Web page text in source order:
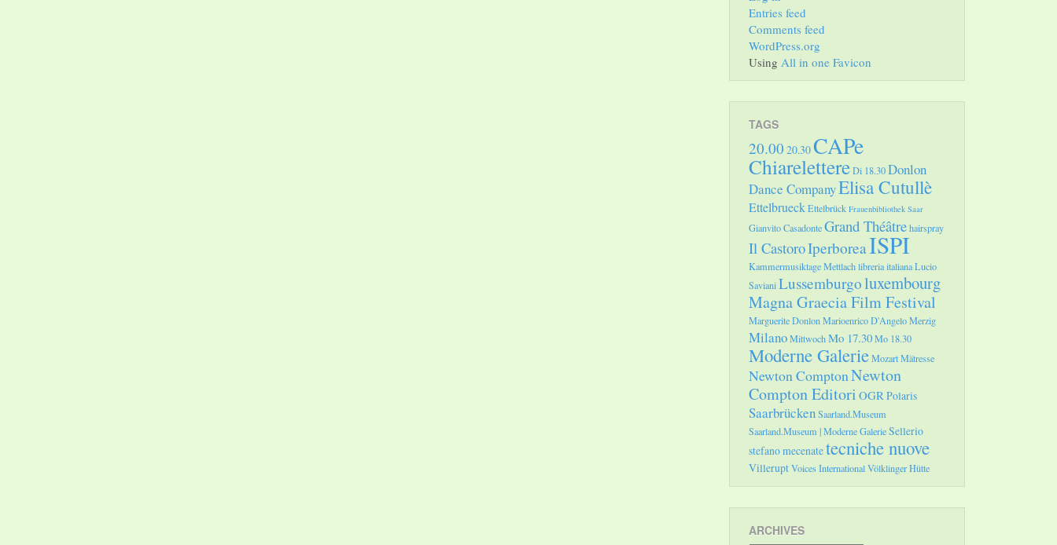
Entries feed
Comments feed
WordPress.org
Using All in one Favicon
TAGS
20.00 20.30CAPe
ChiarelettereDi 18.30Donlon
Dance CompanyElisa Cutullè
EttelbrueckEttelbrück Frauenbibliothek Saar
Gianvito CasadonteGrand Théâtrehairspray
Il CastoroIperboreaISPI
Kammermusiktage Mettlachlibreria italianaLucio
SavianiLussemburgoluxembourg
Magna Graecia Film Festival
Marguerite DonlonMarioenrico D'AngeloMerzig
MilanoMittwochMo 17.30Mo 18.30
Moderne GalerieMozartMätresse
Newton ComptonNewton
Compton Editori OGRPolaris
SaarbrückenSaarland.Museum
Saarland.Museum | Moderne GalerieSellerio
stefano mecenatetecniche nuove
VilleruptVoices InternationalVölklinger Hütte
ARCHIVES